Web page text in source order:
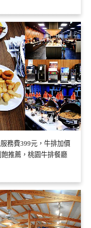
務費399元，牛排加價
推薦，桃園牛排餐廳